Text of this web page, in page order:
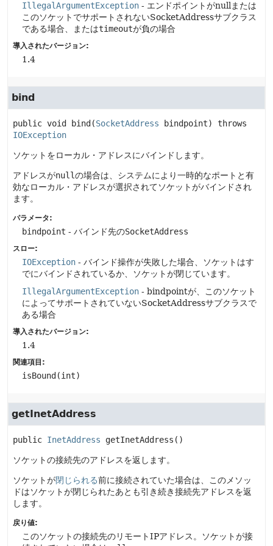
IllegalArgumentException - エンドポイントがnullまたは
このソケットでサポートされないSocketAddressサブクラス
である場合、またはtimeoutが負の場合
導入されたバージョン:
1.4
bind
public void bind (SocketAddress bindpoint)
throws
IOException
ソケットをローカル・アドレスにバインドします。
アドレスがnullの場合は、システムにより一時的なポートと有
効なローカル・アドレスが選択されてソケットがバインドされ
ます。
パラメータ:
bindpoint - バインド先のSocketAddress
スロー:
IOException - バインド操作が失敗した場合、ソケットはす
でにバインドされているか、ソケットが閉じています。
IllegalArgumentException - bindpointが、このソケット
によってサポートされていないSocketAddressサブクラスで
ある場合
導入されたバージョン:
1.4
関連項目:
isBound(int)
getInetAddress
public InetAddress getInetAddress ()
ソケットの接続先のアドレスを返します。
ソケットが閉じられる前に接続されていた場合は、このメソッ
ドはソケットが閉じられたあとも引き続き接続先アドレスを返
します。
戻り値:
このソケットの接続先のリモートIPアドレス。ソケットが接